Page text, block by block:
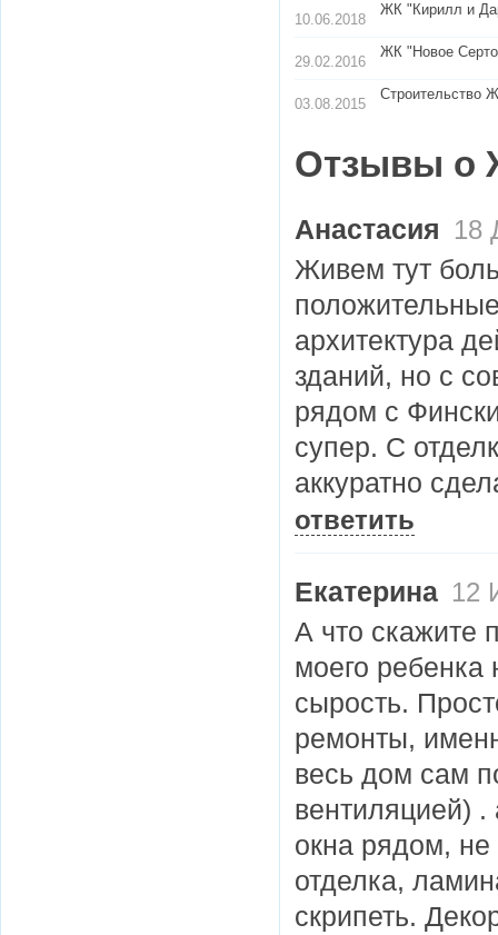
10.06.2018
ЖК "Кирилл и
29.02.2016
ЖК "Новое
03.08.2015
Строительство
Отзывы о
Анастасия 18
Живем тут
архитектура
зданий, но с
рядом с
супер. С
аккуратно
ответить
Екатерина 12
А что скажите
моего ребенка
сырость.
ремонты,
весь дом сам
вентиляцией) .
окна рядом,
отделка,
скрипеть.